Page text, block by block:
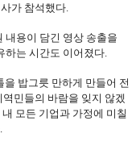
가 참석했다.
내용이 담긴 영상 송출을
하는 시간도 이어졌다.
밥그릇 만하게 만들어 전
민들의 바람을 잊지 않겠
모든 기업과 가정에 미칠